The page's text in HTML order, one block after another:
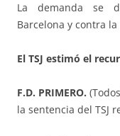
La demanda se
Barcelona y contra
El TSJ estimó el
F.D. PRIMERO.
la sentencia del TSJ